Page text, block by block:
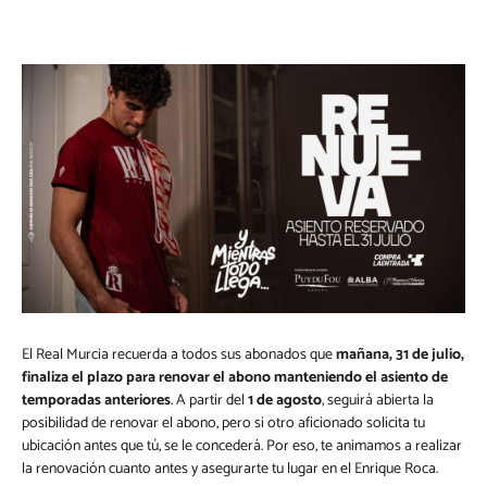
El Real Murcia recuerda a todos sus abonados quemañana, 31 de julio,
finaliza el plazo para renovar el abono manteniendo el asiento de
temporadas anteriores. A partir del1 de agosto, seguirá abierta la
posibilidad de renovar el abono, pero si otro aficionado solicita tu
ubicación antes que tú, se le concederá. Por eso, te animamos a realizar
la renovación cuanto antes y asegurarte tu lugar en el Enrique Roca.